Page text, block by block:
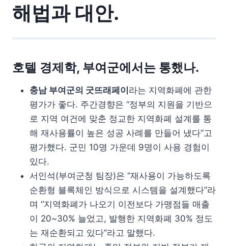
해법과 대안.
호텔 경제학, 부여군에서는 통했나.
충남 부여군의 굿뜨래페이라는 지역화폐에 관한
평가가 좋다. 주간경향은 “정부의 지원을 기반으
로 지역 여건에 맞춘 정교한 지역화폐 설계를 통
해 재사용률이 높은 성공 사례를 만들어 냈다”고
평가했다. 군민 10명 가운데 9명이 사용 경험이
있다.
서인석(부여군청 팀장)은 “재사용이 가능하도록
순환형 블록체인 방식으로 시스템을 설계했다”라
며 “지역화폐가 나오기 이전보다 가맹점들 매출
이 20~30% 늘었고, 발행한 지역화폐 30% 정도
는 재순환되고 있다”라고 말했다.